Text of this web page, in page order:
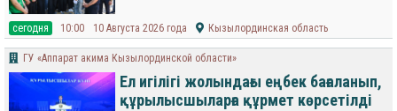
cегодня 10:00 10 Августа 2026 года Кызылординская область
ГУ «Аппарат акима Кызылординской области»
Ел игілігі жолындағы еңбек бағаланып,
құрылысшыларға құрмет көрсетілді